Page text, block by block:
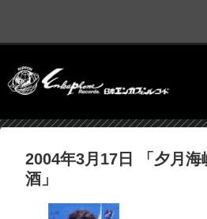
2004年3月17日 「夕月
酒」